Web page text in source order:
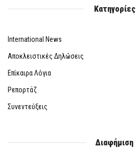
Κατηγορίες
International News
Αποκλειστικές Δηλώσεις
Επίκαιρα Λόγια
Ρεπορτάζ
Συνεντεύξεις
Διαφήμιση